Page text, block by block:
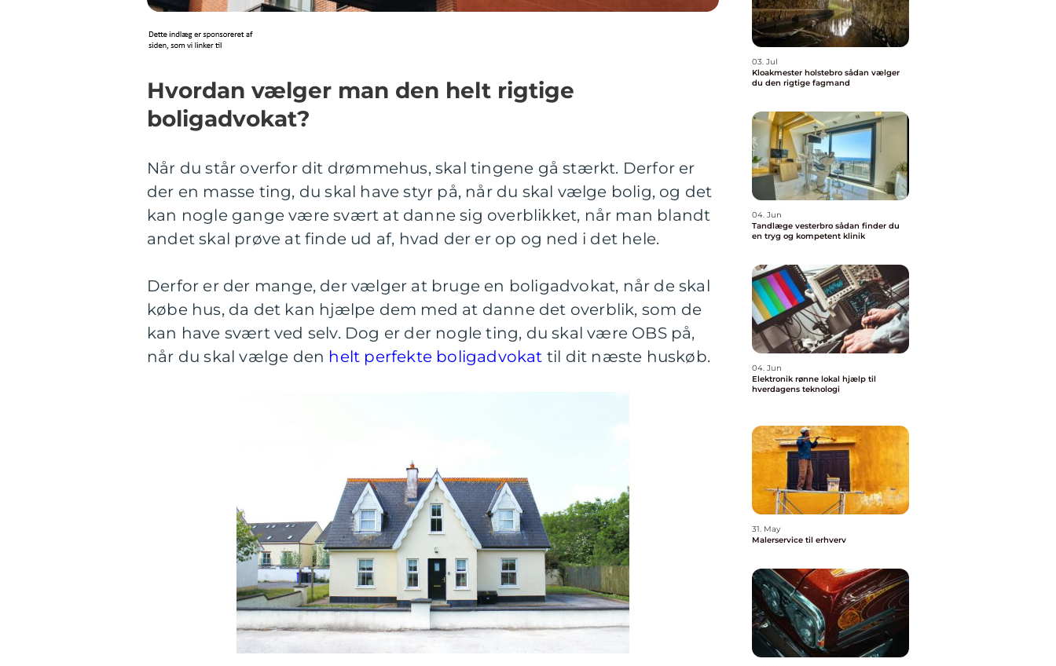
Hvordan vælger man den helt rigtige
boligadvokat?
Når du står overfor dit drømmehus, skal tingene gå stærkt. Derfor er
der en masse ting, du skal have styr på, når du skal vælge bolig, og det
kan nogle gange være svært at danne sig overblikket, når man blandt
andet skal prøve at finde ud af, hvad der er op og ned i det hele.
Derfor er der mange, der vælger at bruge en boligadvokat, når de skal
købe hus, da det kan hjælpe dem med at danne det overblik, som de
kan have svært ved selv. Dog er der nogle ting, du skal være OBS på,
når du skal vælge den helt perfekte boligadvokat til dit næste huskøb.
03. Jul
Kloakmester holstebro sådan vælger
du den rigtige fagmand
04. Jun
Tandlæge vesterbro sådan finder du
en tryg og kompetent klinik
04. Jun
Elektronik rønne lokal hjælp til
hverdagens teknologi
31. May
Malerservice til erhverv